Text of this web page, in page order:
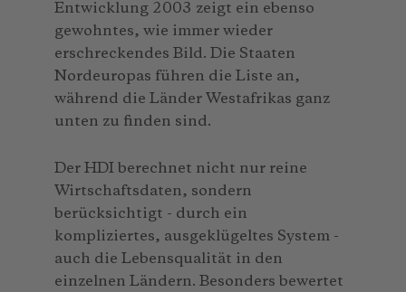
Entwicklung 2003 zeigt ein ebenso
gewohntes, wie immer wieder
erschreckendes Bild. Die Staaten
Nordeuropas führen die Liste an,
während die Länder Westafrikas ganz
unten zu finden sind.
Der HDI berechnet nicht nur reine
Wirtschaftsdaten, sondern
berücksichtigt - durch ein
kompliziertes, ausgeklügeltes System -
auch die Lebensqualität in den
einzelnen Ländern. Besonders bewertet